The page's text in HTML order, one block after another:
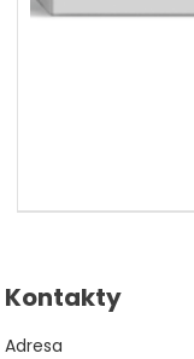
Kontakty
Adresa